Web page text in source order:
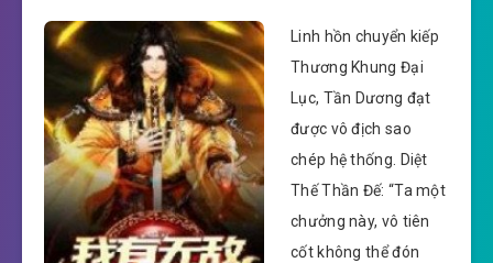
Linh hồn chuyển kiếp
Thương Khung Đại
Lục, Tần Dương đạt
được vô địch sao
chép hệ thống. Diệt
Thế Thần Đế: “Ta một
chưởng này, vô tiên
cốt không thể đón